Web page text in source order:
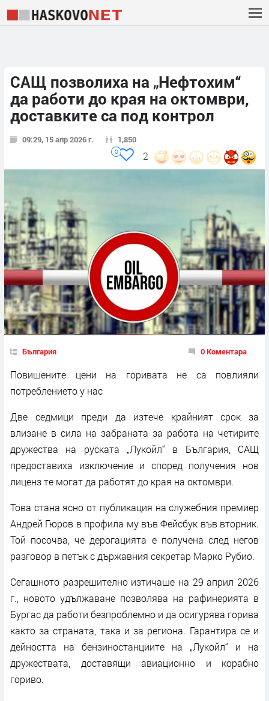
САЩ позволиха на „Нефтохим“
да работи до края на октомври,
доставките са под контрол
09:29, 15 апр 2026 г. 1,850
2
0
България 0 Коментара
Повишените цени на горивата не са повлияли
потреблението у нас
Две седмици преди да изтече крайният срок за
влизане в сила на забраната за работа на четирите
дружества на руската „Лукойл“ в България, САЩ
предоставиха изключение и според получения нов
лиценз те могат да работят до края на октомври.
Това стана ясно от публикация на служебния премиер
Андрей Гюров в профила му във Фейсбук във вторник.
Той посочва, че дерогацията е получена след негов
разговор в петък с държавния секретар Марко Рубио.
Сегашното разрешително изтичаше на 29 април 2026
г., новото удължаване позволява на рафинерията в
Бургас да работи безпроблемно и да осигурява горива
както за страната, така и за региона. Гарантира се и
дейността на бензиностанциите на „Лукойл“ и на
дружествата, доставящи авиационно и корабно
гориво.